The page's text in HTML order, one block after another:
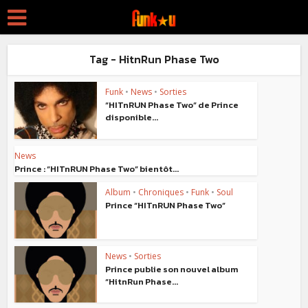
Tag - HitnRun Phase Two
Funk • News • Sorties
“HITnRUN Phase Two” de Prince
disponible...
News
Prince : “HITnRUN Phase Two” bientôt...
Album • Chroniques • Funk • Soul
Prince “HITnRUN Phase Two”
News • Sorties
Prince publie son nouvel album
“HitnRun Phase...